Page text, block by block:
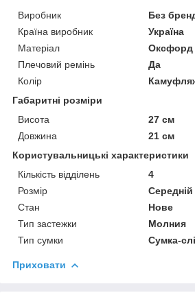
Виробник
Без
Країна виробник
Україна
Матеріал
Оксфорд
Плечовий ремінь
Да
Колір
Габаритні розміри
Висота
27 см
Довжина
21 см
Користувальницькі характеристики
Кількість відділень
4
Розмір
Середній
Стан
Нове
Тип застежки
Молния
Тип сумки
Сумка-
Приховати